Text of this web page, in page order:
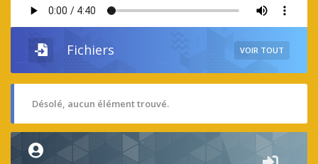
Fichiers VOIR TOUT
Désolé, aucun élément trouvé.